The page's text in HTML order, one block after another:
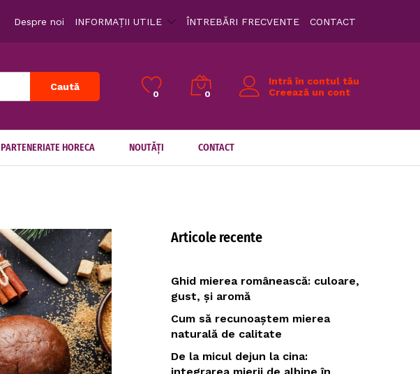
Despre noi INFORMAȚII UTILE ÎNTREBĂRI FRECVENTE CONTACT
Caută
0 0
Intră în contul tău
Creează un cont
PARTENERIATE HORECA NOUTĂȚI CONTACT
Articole recente
Ghid mierea românească: culoare,
gust, și aromă
Cum să recunoaștem mierea
naturală de calitate
De la micul dejun la cina: